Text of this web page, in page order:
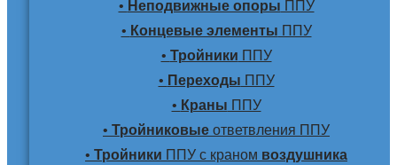
• Неподвижные опоры ППУ
• Концевые элементы ППУ
• Тройники ППУ
• Переходы ППУ
• Краны ППУ
• Тройниковые ответвления ППУ
• Тройники ППУ с краном воздушника